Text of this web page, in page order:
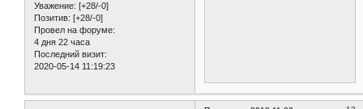
Уважение: [+28/-0]
Позитив: [+28/-0]
Провел на форуме:
4 дня 22 часа
Последний визит:
2020-05-14 11:19:23